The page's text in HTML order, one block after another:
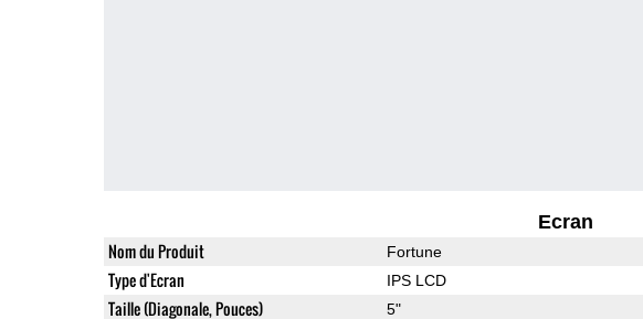
Ecran
Nom du Produit Fortune
Type d'Ecran IPS LCD
Taille (Diagonale, Pouces) 5"